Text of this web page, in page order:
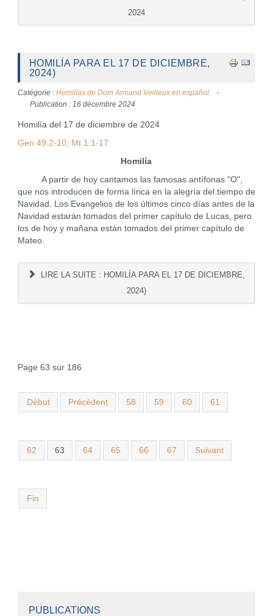
2024
HOMILÍA PARA EL 17 DE DICIEMBRE,
2024)
Catégorie : Homilías de Dom Armand Veilleux en español.
Publication : 16 décembre 2024
Homilía del 17 de diciembre de 2024
Gen 49:2-10; Mt 1:1-17
Homilía
A partir de hoy cantamos las famosas antífonas "O",
que nos introducen de forma lírica en la alegría del tiempo de
Navidad. Los Evangelios de los últimos cinco días antes de la
Navidad estarán tomados del primer capítulo de Lucas, pero
los de hoy y mañana están tomados del primer capítulo de
Mateo.
LIRE LA SUITE : HOMILÍA PARA EL 17 DE DICIEMBRE,
2024)
Page 63 sur 186
Début Précédent 58 59 60 61
62 63 64 65 66 67 Suivant
Fin
PUBLICATIONS